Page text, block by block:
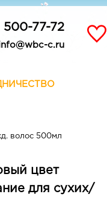
77-72
c.ru
волос 500мл
цвет
для сухих/